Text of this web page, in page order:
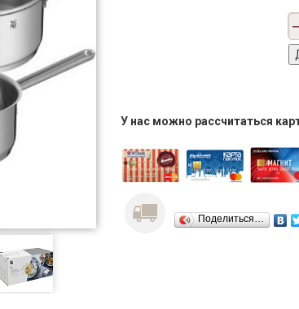
У нас можно рассчитаться
Поделиться…